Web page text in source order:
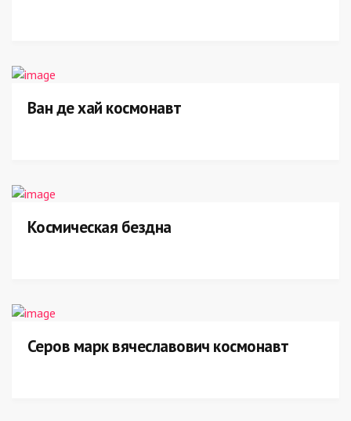
Ван де хай космонавт
Космическая бездна
Серов марк вячеславович космонавт